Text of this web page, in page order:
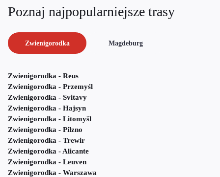
Poznaj najpopularniejsze trasy
Zwienigorodka Magdeburg
Zwienigorodka - Reus
Zwienigorodka - Przemyśl
Zwienigorodka - Svitavy
Zwienigorodka - Hajsyn
Zwienigorodka - Litomyšl
Zwienigorodka - Pilzno
Zwienigorodka - Trewir
Zwienigorodka - Alicante
Zwienigorodka - Leuven
Zwienigorodka - Warszawa